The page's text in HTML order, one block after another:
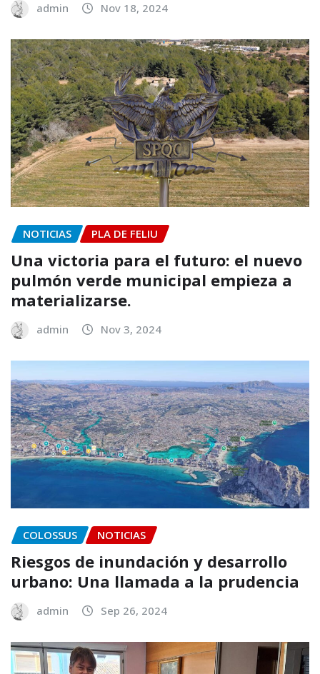
admin Nov 18, 2024
NOTICIAS PLA DE FELIU
Una victoria para el futuro: el nuevo
pulmón verde municipal empieza a
materializarse.
admin Nov 3, 2024
COLOSSUS NOTICIAS
Riesgos de inundación y desarrollo
urbano: Una llamada a la prudencia
admin Sep 26, 2024